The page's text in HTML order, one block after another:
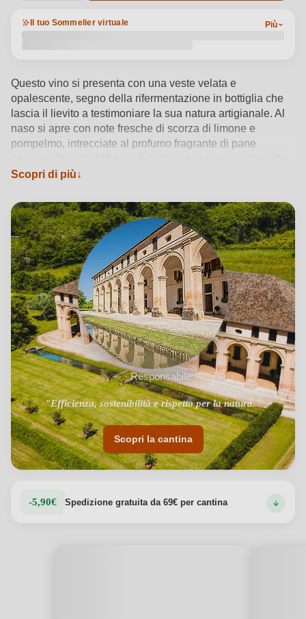
Il tuo Sommelier virtuale Più
Questo vino si presenta con una veste velata e
opalescente, segno della rifermentazione in bottiglia che
lascia il lievito a testimoniare la sua natura artigianale. Al
naso si apre con note fresche di scorza di limone e
pompelmo, intrecciate al profumo fragrante di pane
che accarezza il palato e richiama la succosità degli
complessità, mentre il sorso resta asciutto, energico, con
un finale sapido che invita a un nuovo assaggio.
Vedi dettagli del prodotto →
Scopri di più
-- · Responsabile
"Efficienza, sostenibilità e rispetto per la natura."
Scopri la cantina
-5,90€ Spedizione gratuita da 69€ per cantina